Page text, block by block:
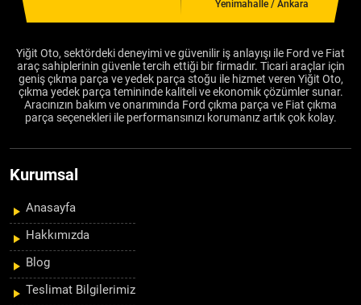
Yenimahalle / Ankara
Yiğit Oto, sektördeki deneyimi ve güvenilir iş anlayışı ile Ford ve Fiat
araç sahiplerinin güvenle tercih ettiği bir firmadır. Ticari araçlar için
geniş çıkma parça ve yedek parça stoğu ile hizmet veren Yiğit Oto,
çıkma yedek parça temininde kaliteli ve ekonomik çözümler sunar.
Aracınızın bakım ve onarımında Ford çıkma parça ve Fiat çıkma
parça seçenekleri ile performansınızı korumanız artık çok kolay.
Kurumsal
Anasayfa
Hakkımızda
Blog
Teslimat Bilgilerimiz